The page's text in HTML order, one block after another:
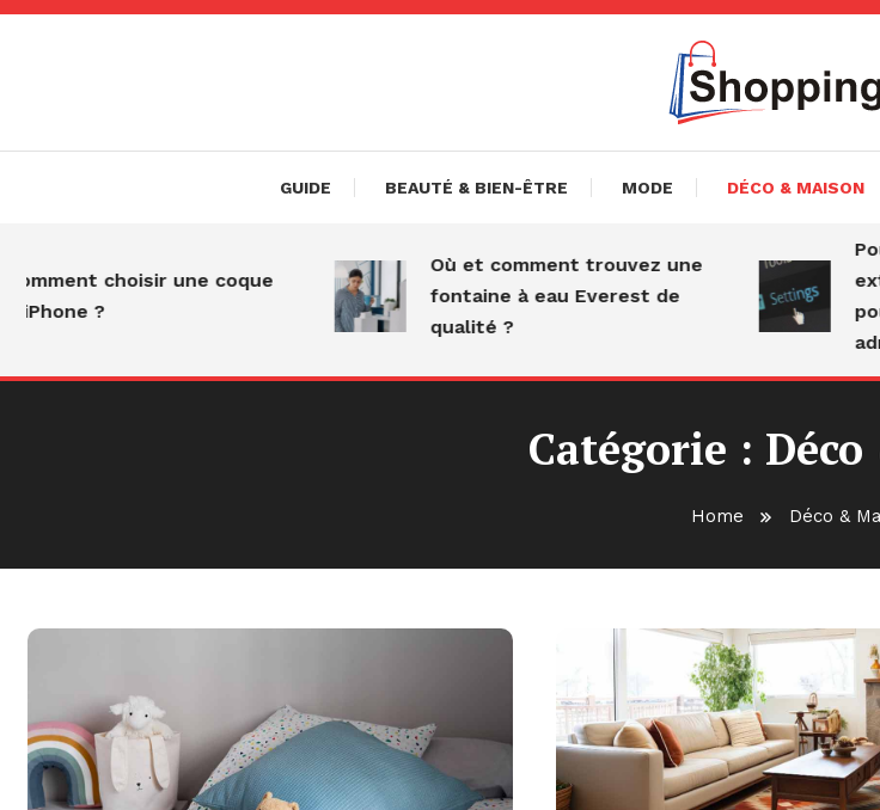
Skip
GUIDE BEAUTÉ & BIEN-ÊTRE MODE DÉCO & MAISON
choisir une coque
?
Où et comment trouvez une
fontaine à eau Everest de
qualité ?
Catégorie :
Home Déco &